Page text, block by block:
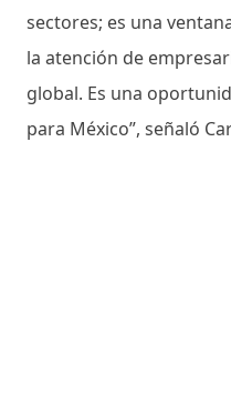
sectores; es una
la atención de
global. Es una
para México”, señaló